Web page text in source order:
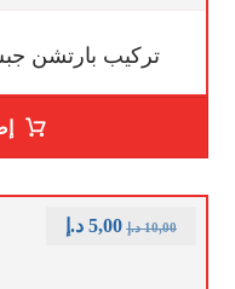
تركيب بارتشن جبس
10,00 د.إ 5,00 د.إ